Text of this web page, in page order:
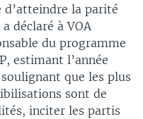
la parité
déclaré à VOA
du programme
estimant l’année
que les plus
sont de
inciter les partis